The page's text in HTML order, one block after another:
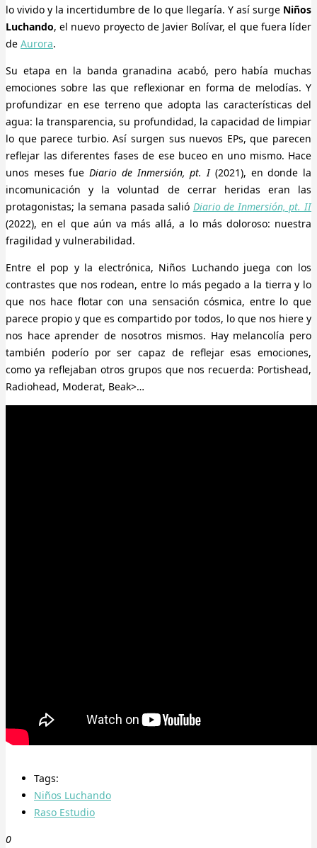
lo vivido y la incertidumbre de lo que llegaría. Y así surge Niños
Luchando, el nuevo proyecto de Javier Bolívar, el que fuera líder
de Aurora.
Su etapa en la banda granadina acabó, pero había muchas
emociones sobre las que reflexionar en forma de melodías. Y
profundizar en ese terreno que adopta las características del
agua: la transparencia, su profundidad, la capacidad de limpiar
lo que parece turbio. Así surgen sus nuevos EPs, que parecen
reflejar las diferentes fases de ese buceo en uno mismo. Hace
unos meses fueDiario de Inmersión, pt. I(2021), en donde la
incomunicación y la voluntad de cerrar heridas eran las
protagonistas; la semana pasada salió Diario de Inmersión, pt. II
(2022), en el que aún va más allá, a lo más doloroso: nuestra
fragilidad y vulnerabilidad.
Entre el pop y la electrónica, Niños Luchando juega con los
contrastes que nos rodean, entre lo más pegado a la tierra y lo
que nos hace flotar con una sensación cósmica, entre lo que
parece propio y que es compartido por todos, lo que nos hiere y
nos hace aprender de nosotros mismos. Hay melancolía pero
también poderío por ser capaz de reflejar esas emociones,
como ya reflejaban otros grupos que nos recuerda: Portishead,
Radiohead, Moderat, Beak>…
Tags:
Niños Luchando
Raso Estudio
0